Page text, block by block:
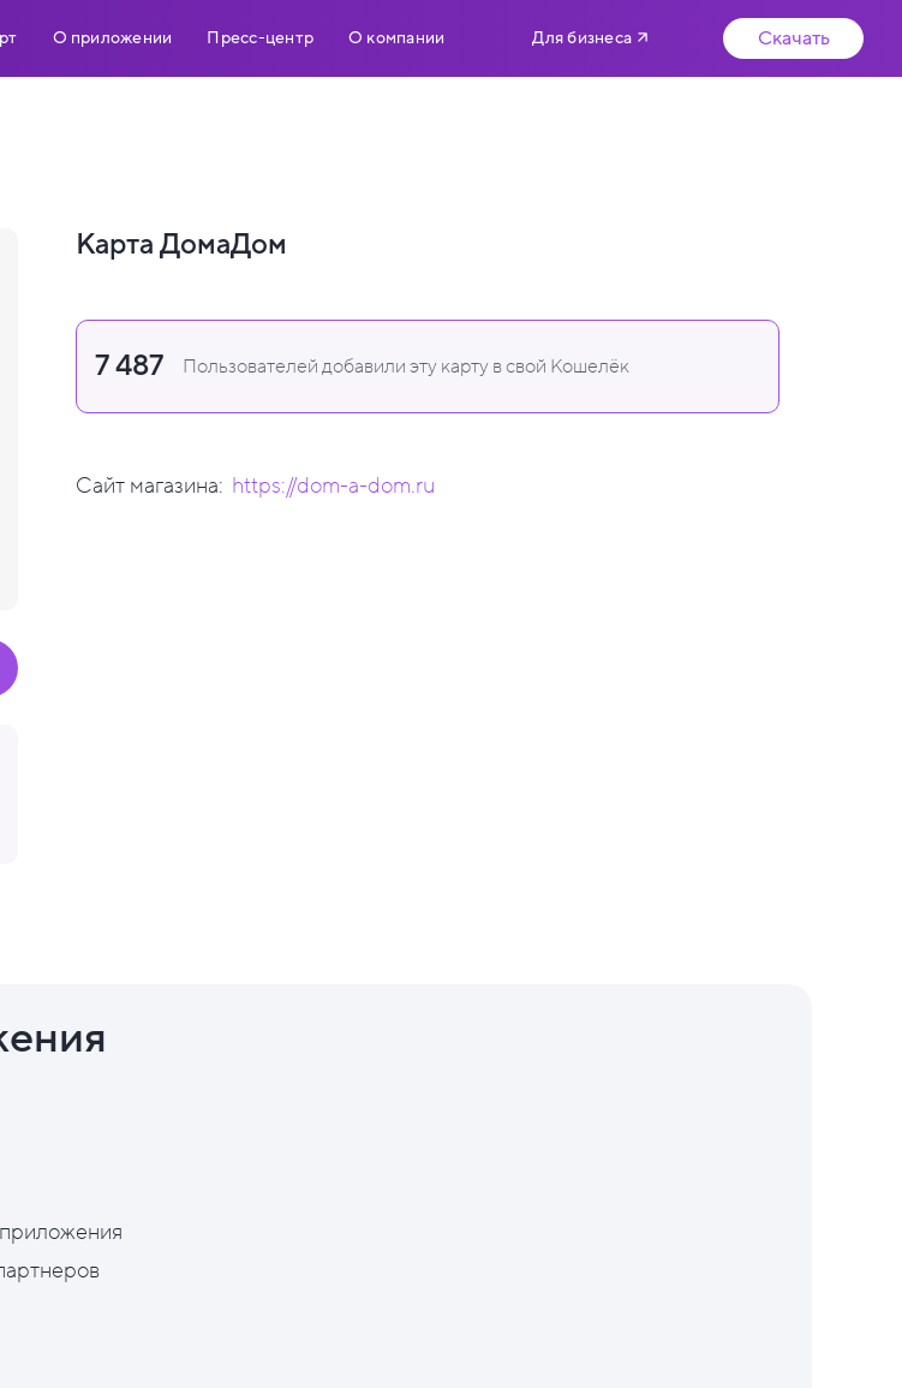
О приложении Пресс-центр О компании Для бизнеса Скачать
Карта ДомаДом
7 487 Пользователей добавили эту карту в свой Кошелёк
Сайт магазина: https://dom-a-dom.ru